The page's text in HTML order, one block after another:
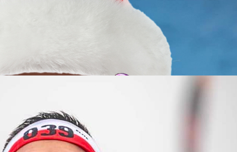
postaci w świecie Runmageddonu! Kreator, dusza towarzystwa i
jaką misję stara się wypełnić, kim jest i jakie cele ma jeszcze do
w Runmageddonie.
oraz plany na kolejny!